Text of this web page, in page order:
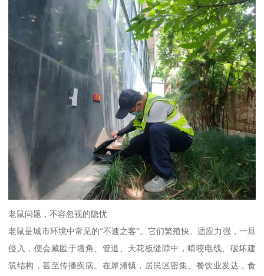
老鼠问题，不容忽视的隐忧
老鼠是城市环境中常见的“不速之客”。它们繁殖快、适应力强，一旦
侵入，便会藏匿于墙角、管道、天花板缝隙中，啃咬电线、破坏建
筑结构，甚至传播疾病。在犀浦镇，居民区密集、餐饮业发达，食